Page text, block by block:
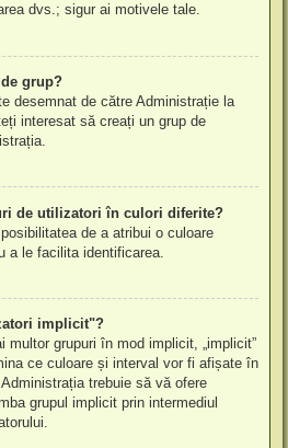
dvs.; sigur ai motivele tale.
grup?
desemnat de către Administrație la
interesat să creați un grup de
de utilizatori în culori diferite?
de a atribui o culoare
a le facilita identificarea.
implicit"?
multor grupuri în mod implicit, „implicit”
ce culoare și interval vor fi afișate în
trebuie să vă ofere
grupul implicit prin intermediul